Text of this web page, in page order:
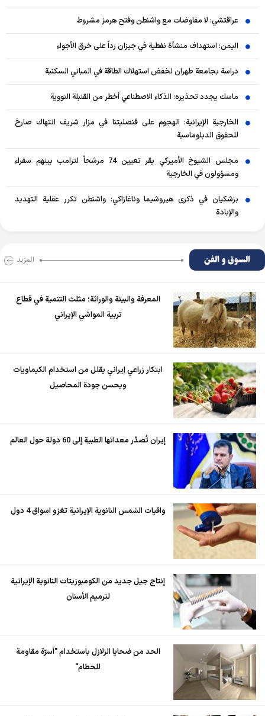
عراقتشي: لا مفاوضات مع واشنطن وفتح هرمز مشروط
اليمن: استهداف منشأة نفطية في جيزان رداً على خرق الأجواء
دراسة بجامعة طهران لخفض استهلاك الطاقة في المباني السكنية
ماسك يجدد تحذيره: الذكاء الاصطناعي أخطر من القنبلة النووية
الخارجية الإيرانية: الهجوم على قنصليتنا في مزار شريف انتهاك صارخ
للحقوق الدبلوماسية
مجلس الشيوخ الأميركي يقر تعيين 74 مرشحاً لترامب بينهم سفراء
ومسؤولون في الخارجية
بزشكيان في ذكرى هيروشيما وناغازاكي: واشنطن تكرر عقلية التهديد
والإبادة
السوق و الفن المزید
المعرفة والبيئة والوراثة؛ مثلث التنمية في قطاع
تربية المواشي الإيراني
ابتكار زراعي إيراني يقلل من استخدام الكيماويات
ويحسن جودة المحاصيل
إيران تُصدّر معداتها الطبية إلى 60 دولة حول العالم
واقيات الشمس النانوية الإيرانية تغزو اسواق 4 دول
إنتاج جيل جديد من الكومبوزيتات النانوية الإيرانية
لترميم الأسنان
الحد من ضحايا الزلازل باستخدام "أسرّة مقاومة
للحطام"